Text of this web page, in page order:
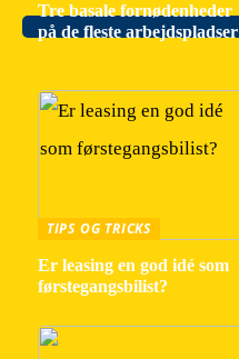
Tre basale fornødenheder
på de fleste arbejdspladser
TIPS OG TRICKS
Er leasing en god idé som
førstegangsbilist?